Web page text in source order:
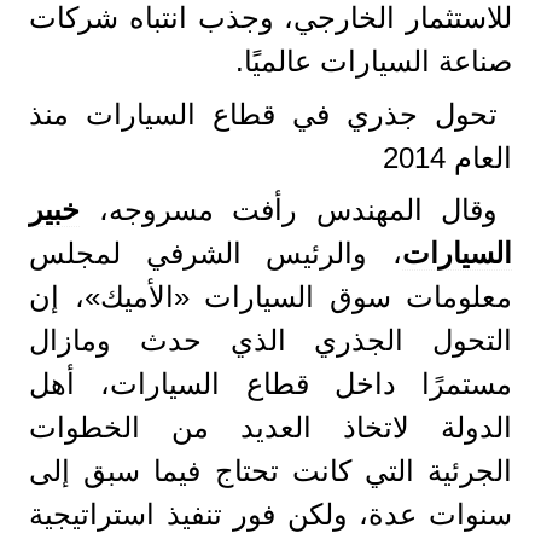
للاستثمار الخارجي، وجذب انتباه شركات
صناعة السيارات عالميًا.
تحول جذري في قطاع السيارات منذ
العام 2014
وقال المهندس رأفت مسروجه، خبير
السيارات، والرئيس الشرفي لمجلس
معلومات سوق السيارات «الأميك»، إن
التحول الجذري الذي حدث ومازال
مستمرًا داخل قطاع السيارات، أهل
الدولة لاتخاذ العديد من الخطوات
الجرئية التي كانت تحتاج فيما سبق إلى
سنوات عدة، ولكن فور تنفيذ استراتيجية